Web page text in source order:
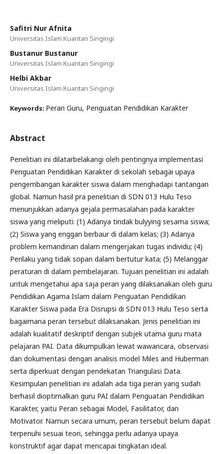
Safitri Nur Afnita
Universitas Islam Kuantan Singingi
Bustanur Bustanur
Universitas Islam Kuantan Singingi
Helbi Akbar
Universitas Islam Kuantan Singingi
Keywords: Peran Guru, Penguatan Pendidikan Karakter
Abstract
Penelitian ini dilatarbelakangi oleh pentingnya implementasi
Penguatan Pendidikan Karakter di sekolah sebagai upaya
pengembangan karakter siswa dalam menghadapi tantangan
global. Namun hasil pra penelitian di SDN 013 Hulu Teso
menunjukkan adanya gejala permasalahan pada karakter
siswa yang meliputi: (1) Adanya tindak bulyying sesama siswa;
(2) Siswa yang enggan berbaur di dalam kelas; (3) Adanya
problem kemandirian dalam mengerjakan tugas individu; (4)
Perilaku yang tidak sopan dalam bertutur kata; (5) Melanggar
peraturan di dalam pembelajaran. Tujuan penelitian ini adalah
untuk mengetahui apa saja peran yang dilaksanakan oleh guru
Pendidikan Agama Islam dalam Penguatan Pendidikan
Karakter Siswa pada Era Disrupsi di SDN 013 Hulu Teso serta
bagaimana peran tersebut dilaksanakan. Jenis penelitian ini
adalah kualitatif deskriptif dengan subjek utama guru mata
pelajaran PAI. Data dikumpulkan lewat wawancara, observasi
dan dokumentasi dengan analisis model Miles and Huberman
serta diperkuat dengan pendekatan Triangulasi Data.
Kesimpulan penelitian ini adalah ada tiga peran yang sudah
berhasil dioptimalkan guru PAI dalam Penguatan Pendidikan
Karakter, yaitu Peran sebagai Model, Fasilitator, dan
Motivator. Namun secara umum, peran tersebut belum dapat
terpenuhi sesuai teori, sehingga perlu adanya upaya
konstruktif agar dapat mencapai tingkatan ideal.